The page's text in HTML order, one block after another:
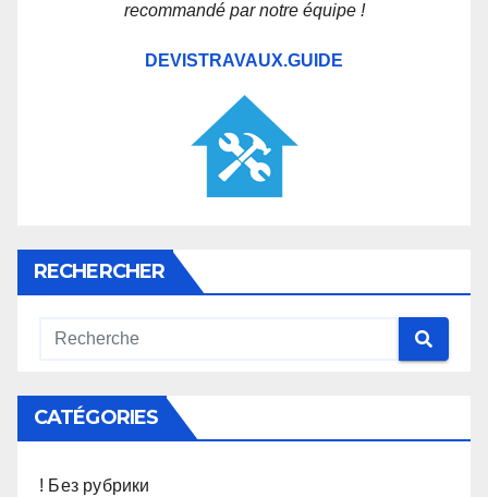
recommandé par notre équipe !
DEVISTRAVAUX.GUIDE
RECHERCHER
CATÉGORIES
! Без рубрики